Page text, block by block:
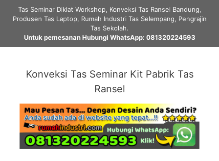
Tas Seminar Diklat Workshop, Konveksi Tas Ransel Bandung,
Produsen Tas Laptop, Rumah Industri Tas Selempang, Pengrajin
Tas Sekolah.
Untuk pemesanan Hubungi WhatsApp: 081320224593
Konveksi Tas Seminar Kit Pabrik Tas
Ransel